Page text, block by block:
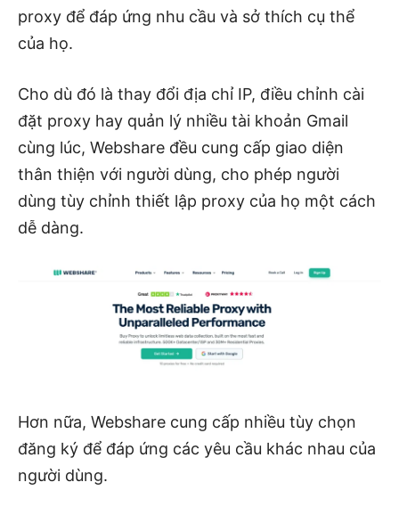
proxy để đáp ứng nhu cầu và sở thích cụ thể
của họ.
Cho dù đó là thay đổi địa chỉ IP, điều chỉnh cài
đặt proxy hay quản lý nhiều tài khoản Gmail
cùng lúc, Webshare đều cung cấp giao diện
thân thiện với người dùng, cho phép người
dùng tùy chỉnh thiết lập proxy của họ một cách
dễ dàng.
Hơn nữa, Webshare cung cấp nhiều tùy chọn
đăng ký để đáp ứng các yêu cầu khác nhau của
người dùng.